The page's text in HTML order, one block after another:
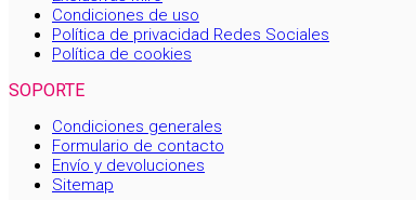
Condiciones de uso
Política de privacidad Redes Sociales
Política de cookies
SOPORTE
Condiciones generales
Formulario de contacto
Envío y devoluciones
Sitemap